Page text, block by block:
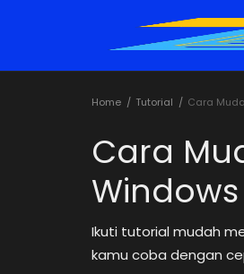
Rekomendasi
Home Tutorial Cara
Cara
Ikuti tutorial mudah
kamu coba dengan